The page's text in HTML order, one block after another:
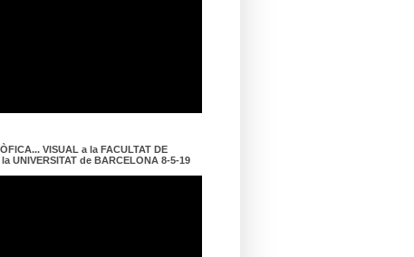
VISUAL a la FACULTAT DE
UNIVERSITAT de BARCELONA 8-5-19